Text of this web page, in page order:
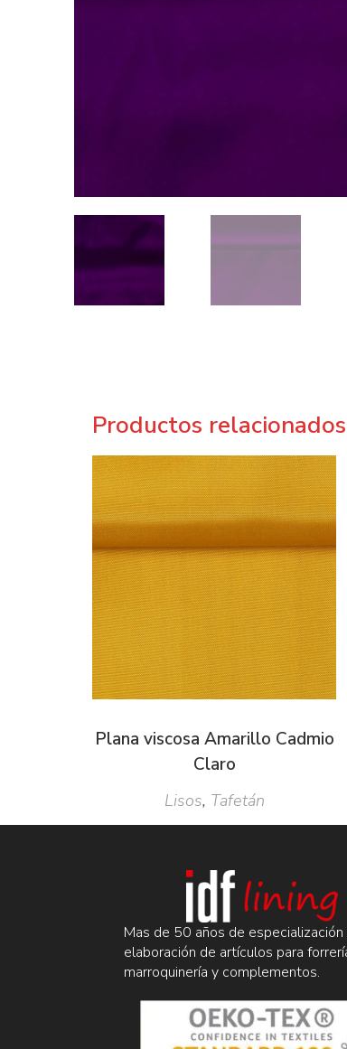
Productos relacionados
Plana viscosa Amarillo Cadmio
Claro
Lisos, Tafetán
Mas de 50 años de especialización
elaboración de artículos para
marroquinería y complementos.